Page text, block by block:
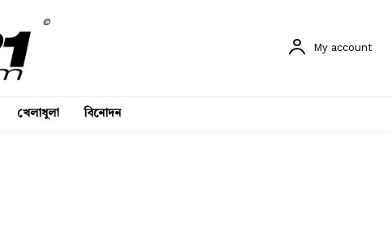
©
My account
খেলাধুলা বিনোদন